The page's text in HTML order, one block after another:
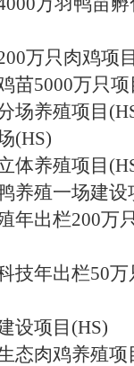
万只肉鸡项
苗5000万只项
场养殖项目
(HS)
体养殖项目
养殖一场建设
年出栏200万
技年出栏50
设项目(HS)
态肉鸡养殖项